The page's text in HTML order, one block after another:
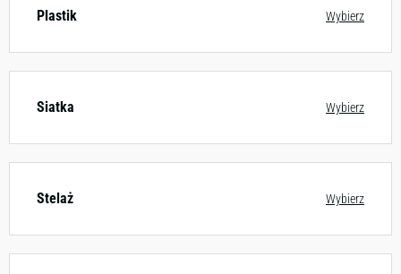
Plastik Wybierz
Siatka Wybierz
Stelaż Wybierz